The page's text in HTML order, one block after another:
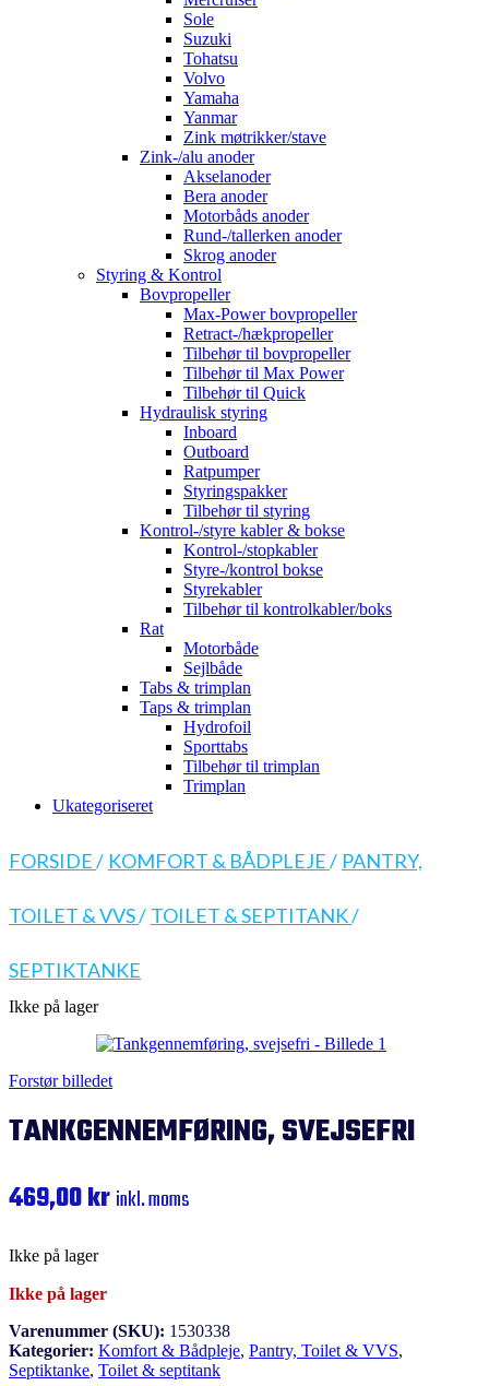
Sole
Suzuki
Tohatsu
Volvo
Yamaha
Yanmar
Zink møtrikker/stave
Zink-/alu anoder
Akselanoder
Bera anoder
Motorbåds anoder
Rund-/tallerken anoder
Skrog anoder
Styring & Kontrol
Bovpropeller
Max-Power bovpropeller
Retract-/hækpropeller
Tilbehør til bovpropeller
Tilbehør til Max Power
Tilbehør til Quick
Hydraulisk styring
Inboard
Outboard
Ratpumper
Styringspakker
Tilbehør til styring
Kontrol-/styre kabler & bokse
Kontrol-/stopkabler
Styre-/kontrol bokse
Styrekabler
Tilbehør til kontrolkabler/boks
Rat
Motorbåde
Sejlbåde
Tabs & trimplan
Taps & trimplan
Hydrofoil
Sporttabs
Tilbehør til trimplan
Trimplan
Ukategoriseret
FORSIDE/ KOMFORT & BÅDPLEJE/ PANTRY,
TOILET & VVS/ TOILET & SEPTITANK/
SEPTIKTANKE
Ikke på lager
Forstør billedet
TANKGENNEMFØRING, SVEJSEFRI
469,00kr inkl. moms
Ikke på lager
Ikke på lager
Varenummer (SKU): 1530338
Kategorier: Komfort & Bådpleje, Pantry, Toilet & VVS,
Septiktanke, Toilet & septitank